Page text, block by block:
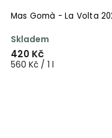
Mas Gomà - La Volta
Skladem
420 Kč
560 Kč / 1 l